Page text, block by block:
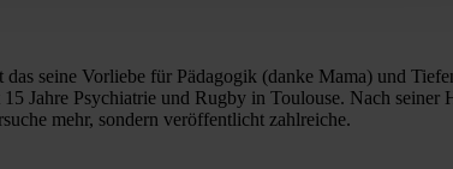
seine Vorliebe für Pädagogik (danke Mama) und
Jahre Psychiatrie und Rugby in Toulouse. Nach seiner
mehr, sondern veröffentlicht zahlreiche.